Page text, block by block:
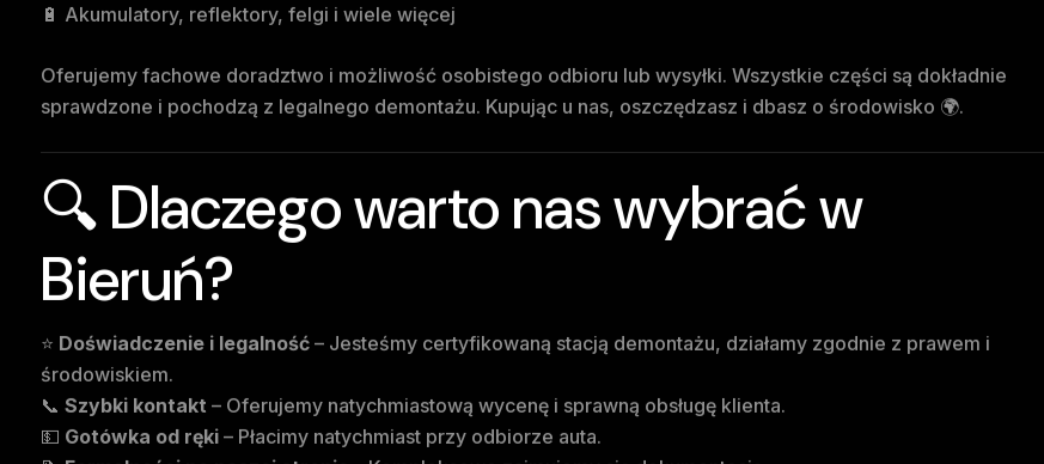
🔋 Akumulatory, reflektory, felgi i wiele więcej
Oferujemy fachowe doradztwo i możliwość osobistego odbioru lub wysyłki. Wszystkie części są dokładnie
sprawdzone i pochodzą z legalnego demontażu. Kupując u nas, oszczędzasz i dbasz o środowisko 🌍.
🔍 Dlaczego warto nas wybrać w
Bieruń?
⭐ Doświadczenie i legalność – Jesteśmy certyfikowaną stacją demontażu, działamy zgodnie z prawem i
środowiskiem.
📞 Szybki kontakt – Oferujemy natychmiastową wycenę i sprawną obsługę klienta.
💵 Gotówka od ręki – Płacimy natychmiast przy odbiorze auta.